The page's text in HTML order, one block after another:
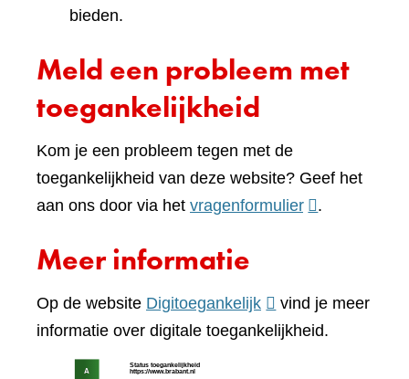
bieden.
Meld een probleem met
toegankelijkheid
Kom je een probleem tegen met de
toegankelijkheid van deze website? Geef het
aan ons door via het vragenformulier(verwijst
website)
.
Meer informatie
Op de website Digitoegankelijk(verwijst
naar
vind je meer
informatie over digitale toegankelijkheid.